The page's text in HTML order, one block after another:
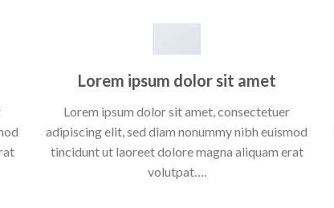
Lorem ipsum dolor sit amet
Lorem ipsum dolor sit amet, consectetuer
adipiscing elit, sed diam nonummy nibh euismod
tincidunt ut laoreet dolore magna aliquam erat
volutpat….